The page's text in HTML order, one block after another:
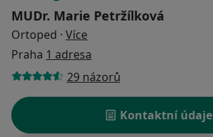
MUDr. Marie Petržílková
Ortoped · Více
Praha 1 adresa
29 názorů
Kontaktní údaje